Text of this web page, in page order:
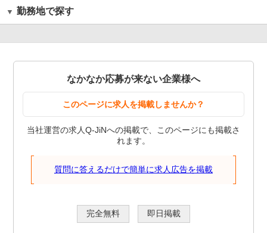
勤務地で探す
なかなか応募が来ない企業様へ
このページに求人を掲載しませんか？
当社運営の求人Q-JiNへの掲載で、このページにも掲載さ
れます。
質問に答えるだけで簡単に求人広告を掲載
完全無料 即日掲載